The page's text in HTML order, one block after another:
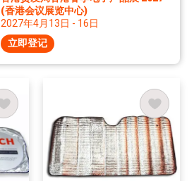
(香港会议展览中心)
2027年4月13日 - 16日
立即登记